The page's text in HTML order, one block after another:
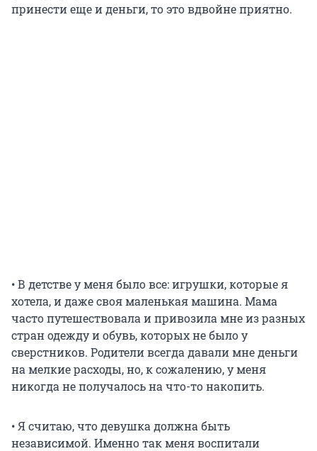
принести еще и деньги, то это вдвойне приятно.
• В детстве у меня было все: игрушки, которые я
хотела, и даже своя маленькая машина. Мама
часто путешествовала и привозила мне из разных
стран одежду и обувь, которых не было у
сверстников. Родители всегда давали мне деньги
на мелкие расходы, но, к сожалению, у меня
никогда не получалось на что-то накопить.
• Я считаю, что девушка должна быть
независимой. Именно так меня воспитали